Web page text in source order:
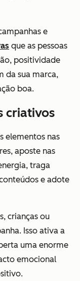
e
que as pessoas
positividade
da sua marca,
boa.
criativos
elementos nas
aposte nas
traga
e adote
crianças ou
Isso ativa a
uma enorme
emocional